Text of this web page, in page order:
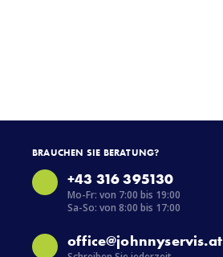
BRAUCHEN SIE BERATUNG?
+43 316 395130
Mo-Fr: von 7:00 bis 19:00
Sa-So: von 8:00 bis 17:00
office@johnnyservis.at